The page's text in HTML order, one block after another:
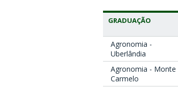
GRADUAÇÃO
Agronomia -
Uberlândia
Agronomia - Monte
Carmelo